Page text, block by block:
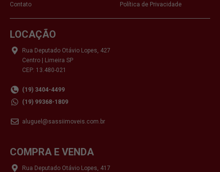
Contato
Política de Privacidade
LOCAÇÃO
Rua Deputado Otávio Lopes, 427
Centro | Limeira SP
CEP: 13.480-021
(19) 3404-4499
(19) 99368-1809
aluguel@sassiimoveis.com.br
COMPRA E VENDA
Rua Deputado Otávio Lopes, 417